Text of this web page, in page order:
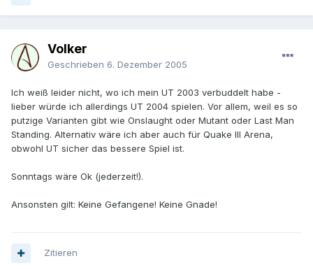
Volker
Geschrieben 6. Dezember 2005
Ich weiß leider nicht, wo ich mein UT 2003 verbuddelt habe -
lieber würde ich allerdings UT 2004 spielen. Vor allem, weil es so
putzige Varianten gibt wie Onslaught oder Mutant oder Last Man
Standing. Alternativ wäre ich aber auch für Quake III Arena,
obwohl UT sicher das bessere Spiel ist.
Sonntags wäre Ok (jederzeit!).
Ansonsten gilt: Keine Gefangene! Keine Gnade!
Zitieren